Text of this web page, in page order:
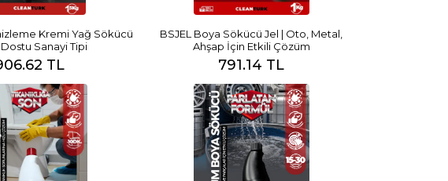
Kremi Yağ Sökücü
Sanayi Tipi
TL
BSJEL Boya Sökücü Jel | Oto, Metal,
Ahşap İçin Etkili Çözüm
791.14 TL